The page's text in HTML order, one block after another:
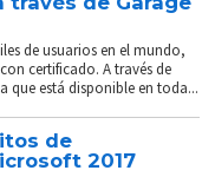
de usuarios en el mundo,
certificado. A través de
que está disponible en toda...
de
2017